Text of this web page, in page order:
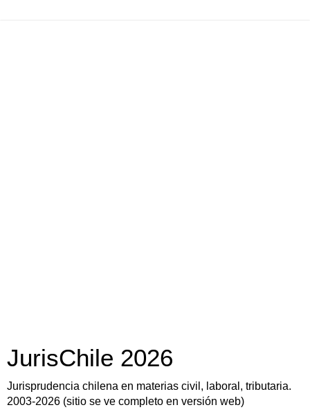
JurisChile 2026
Jurisprudencia chilena en materias civil, laboral, tributaria.
2003-2026 (sitio se ve completo en versión web)